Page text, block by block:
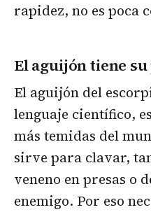
rapidez, no es poca
El aguijón tiene
El aguijón del
lenguaje científico,
más temidas del
sirve para clavar,
veneno en presas o
enemigo. Por eso